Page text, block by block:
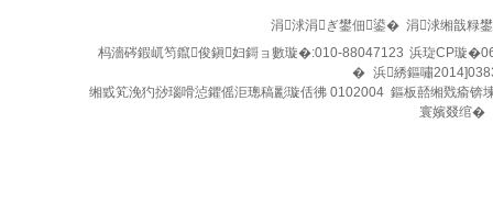
涓浗涓ぎ鐢佃鍙� 涓浗缃戠粶
杩濇硶鍜屼笉鑹俊鎭妇鎶ョ數璇�:010-88047123 浜琁CP璇
� 浜綉鏂嘯
缃戜笂浼犳挱瑙嗗惉鑺傜洰璁稿彲璇佸彿 0102004 鏂板嚭缃戣瘉
寰嬪叕绾�